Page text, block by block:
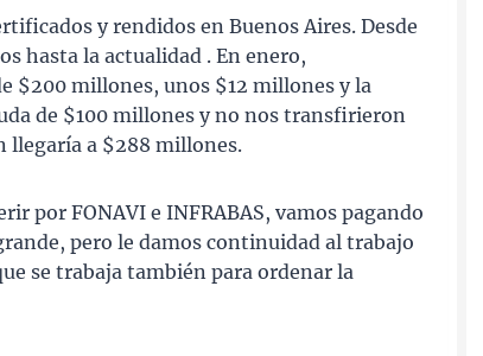
y rendidos en Buenos Aires. Desde
hasta la actualidad . En enero,
$200 millones, unos $12 millones y la
de $100 millones y no nos transfirieron
llegaría a $288 millones.
por FONAVI e INFRABAS, vamos pagando
pero le damos continuidad al trabajo
se trabaja también para ordenar la